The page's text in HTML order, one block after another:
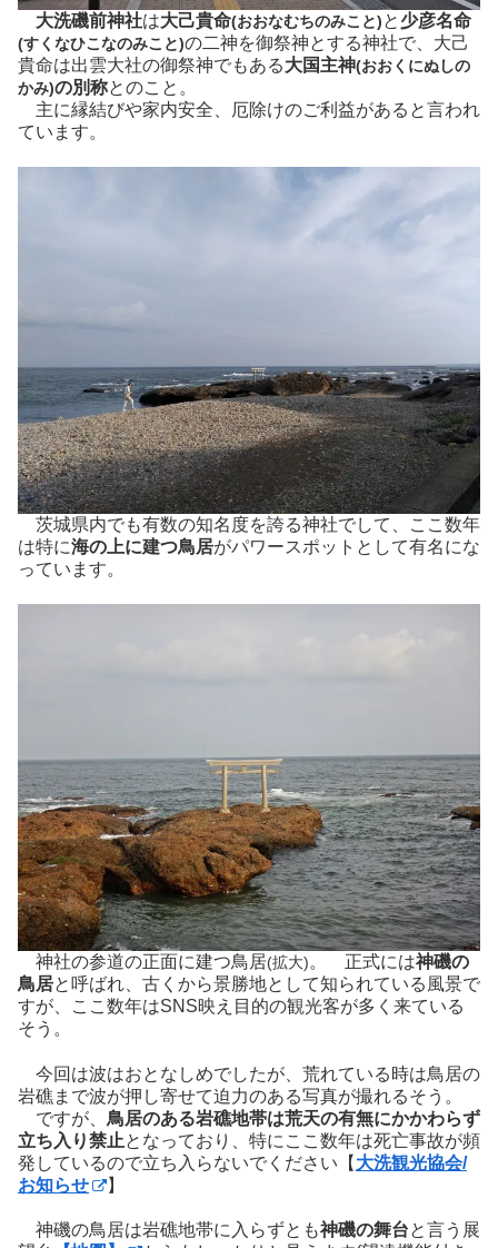
大洗磯前神社は大己貴命(おおなむちのみこと)と 少彦名命
(すくなひこなのみこと)の二神を御祭神とする神社で、大己
貴命は出雲大社の御祭神でもある大国主神(おおくにぬしの
かみ)の別称とのこと。
主に縁結びや家内安全、厄除けのご利益があると言われ
ています。
茨城県内でも有数の知名度を誇る神社でして、ここ数年
は特に海の上に建つ鳥居がパワースポットとして有名にな
っています。
神社の参道の正面に建つ鳥居(拡大)。 正式には神磯の
鳥居と呼ばれ、古くから景勝地として知られている風景で
すが、ここ数年はSNS映え目的の観光客が多く来ている
そう。
今回は波はおとなしめでしたが、荒れている時は鳥居の
岩礁まで波が押し寄せて迫力のある写真が撮れるそう。
ですが、 鳥居のある岩礁地帯は荒天の有無にかかわらず
立ち入り禁止となっており、特にここ数年は死亡事故が頻
発しているので立ち入らないでください【 大洗観光協会/
お知らせ
】
神磯の鳥居は岩礁地帯に入らずとも神磯の舞台と言う展